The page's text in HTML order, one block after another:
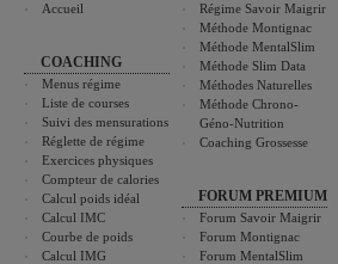
Accueil
COACHING
Menus régime
Liste de courses
Suivi des mensurations
Réglette de régime
Exercices physiques
Compteur de calories
Calcul poids idéal
Calcul IMC
Courbe de poids
Calcul IMG
Régime Savoir Maigrir
Méthode Montignac
Méthode MentalSlim
Méthode Slim Data
Méthodes Naturelles
Méthode Chrono-
Géno-Nutrition
Coaching Grossesse
FORUM PREMIUM
Forum Savoir Maigrir
Forum Montignac
Forum MentalSlim